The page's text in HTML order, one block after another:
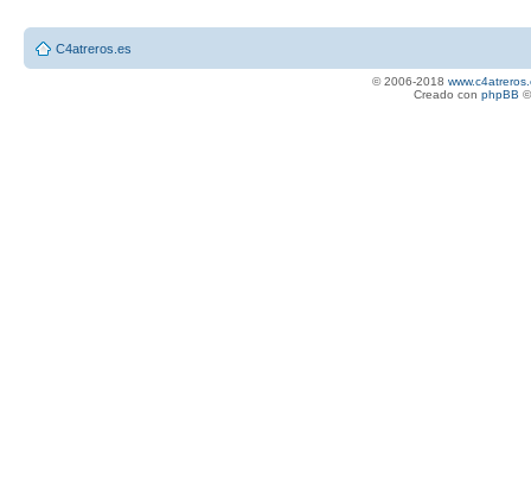
C4atreros.es
© 2006-2018
Creado con phpBB